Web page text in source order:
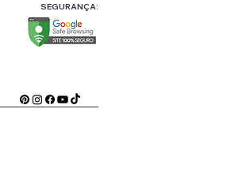
SEGURANÇA: